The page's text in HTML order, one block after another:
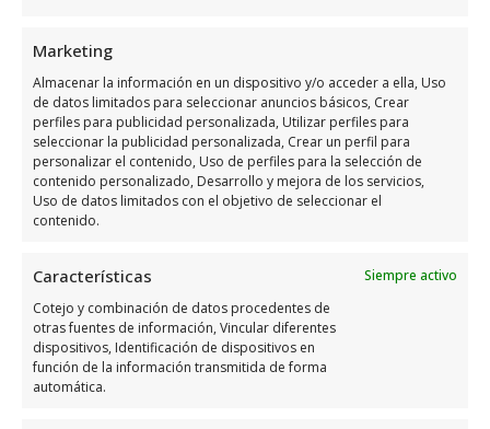
Marketing
Almacenar la información en un dispositivo y/o acceder a ella, Uso
de datos limitados para seleccionar anuncios básicos, Crear
perfiles para publicidad personalizada, Utilizar perfiles para
seleccionar la publicidad personalizada, Crear un perfil para
personalizar el contenido, Uso de perfiles para la selección de
contenido personalizado, Desarrollo y mejora de los servicios,
Uso de datos limitados con el objetivo de seleccionar el
contenido.
Características
Siempre activo
Cotejo y combinación de datos procedentes de
otras fuentes de información, Vincular diferentes
dispositivos, Identificación de dispositivos en
función de la información transmitida de forma
automática.
Horario de atención de Buildr
Días Horario
Martes
Abierto 24 horas
Miércoles
Abierto 24 horas
Jueves
Abierto 24 horas
Viernes
Abierto 24 horas